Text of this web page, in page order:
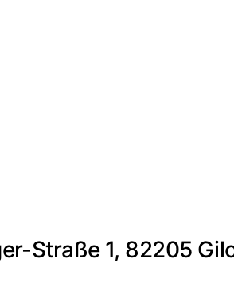
Straße 1, 82205